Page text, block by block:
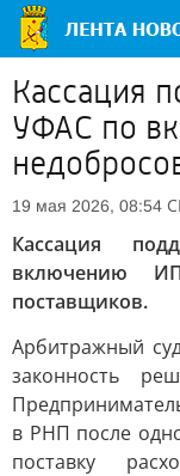
Кассация
УФАС по
19 мая 2026, 08:54
Кассация
включению
поставщиков.
Арбитражный
законность
в РНП после
поставку